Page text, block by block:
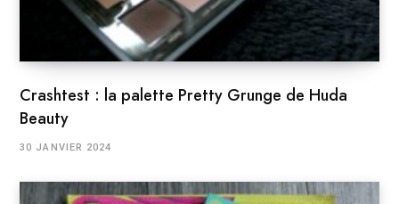
Crashtest : la palette Pretty Grunge de Huda
Beauty
30 JANVIER 2024